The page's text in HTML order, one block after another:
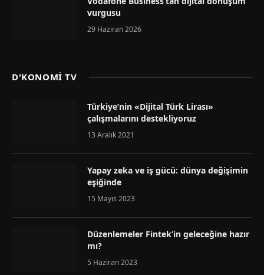
vurgusu
29 Haziran 2026
D'KONOMİ TV
Türkiye’nin «Dijital Türk Lirası»
çalışmalarını destekliyoruz
13 Aralık 2021
Yapay zeka ve iş gücü: dünya değişimin
eşiğinde
15 Mayıs 2023
Düzenlemeler Fintek’in geleceğine hazır
mı?
5 Haziran 2023